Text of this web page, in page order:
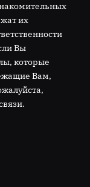
их
Вы
которые
Вам,